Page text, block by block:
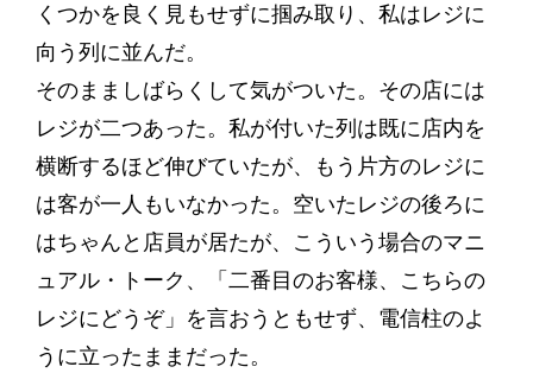
くつかを良く見もせずに掴み取り、私はレジに
向う列に並んだ。
そのまましばらくして気がついた。その店には
レジが二つあった。私が付いた列は既に店内を
横断するほど伸びていたが、もう片方のレジに
は客が一人もいなかった。空いたレジの後ろに
はちゃんと店員が居たが、こういう場合のマニ
ュアル・トーク、「二番目のお客様、こちらの
レジにどうぞ」を言おうともせず、電信柱のよ
うに立ったままだった。